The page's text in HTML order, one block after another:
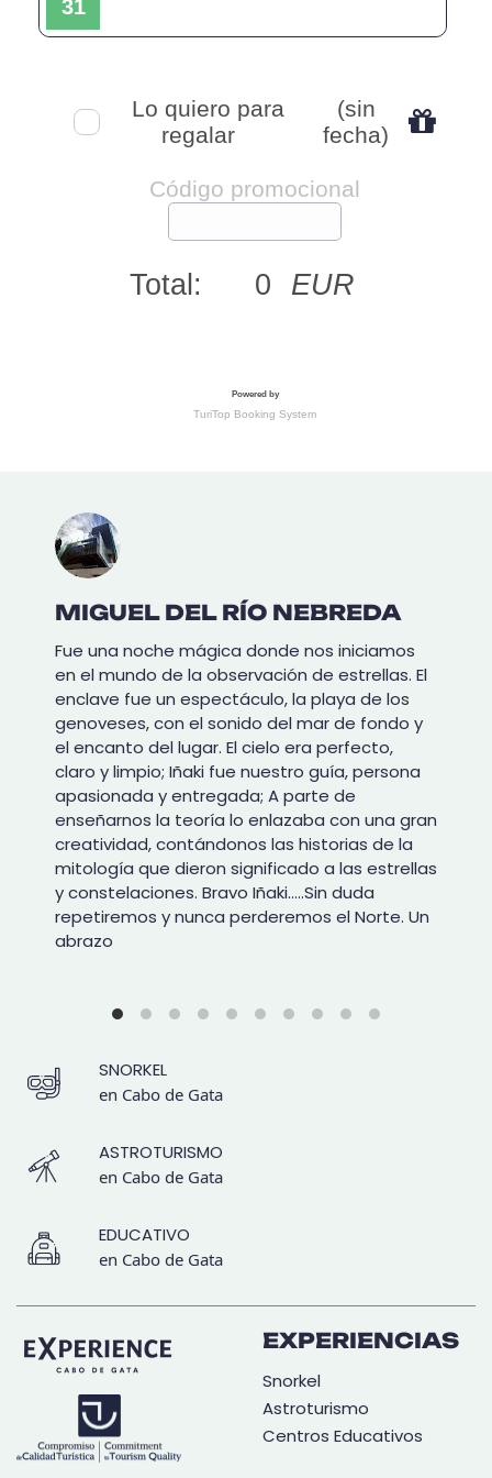
MIGUEL DEL RÍO NEBREDA
Fue una noche mágica donde nos iniciamos
en el mundo de la observación de estrellas. El
enclave fue un espectáculo, la playa de los
genoveses, con el sonido del mar de fondo y
el encanto del lugar. El cielo era perfecto,
claro y limpio; Iñaki fue nuestro guía, persona
apasionada y entregada; A parte de
enseñarnos la teoría lo enlazaba con una gran
creatividad, contándonos las historias de la
mitología que dieron significado a las estrellas
y constelaciones. Bravo Iñaki…..Sin duda
repetiremos y nunca perderemos el Norte. Un
abrazo
SNORKEL
en Cabo de Gata
ASTROTURISMO
en Cabo de Gata
EDUCATIVO
en Cabo de Gata
EXPERIENCIAS
Snorkel
Astroturismo
Centros Educativos